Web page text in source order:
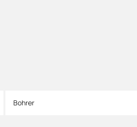
Bohrer